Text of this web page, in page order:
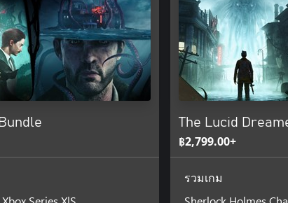
The Lucid
฿2,799.00+
รวมเกม